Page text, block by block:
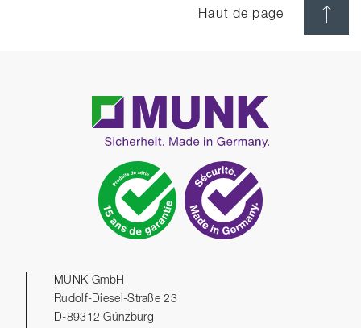
Haut de page
MUNK GmbH
Rudolf-Diesel-Straße 23
D-89312 Günzburg